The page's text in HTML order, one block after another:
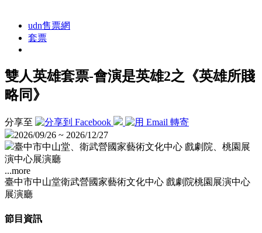
udn售票網
套票
雙人英雄套票-會演是英雄2之《英雄所賤
略同》
分享至
2026/09/26 ~ 2026/12/27
臺中市中山堂、衛武營國家藝術文化中心 戲劇院、桃園展
演中心展演廳
...more
臺中市中山堂衛武營國家藝術文化中心 戲劇院桃園展演中心
展演廳
節目資訊